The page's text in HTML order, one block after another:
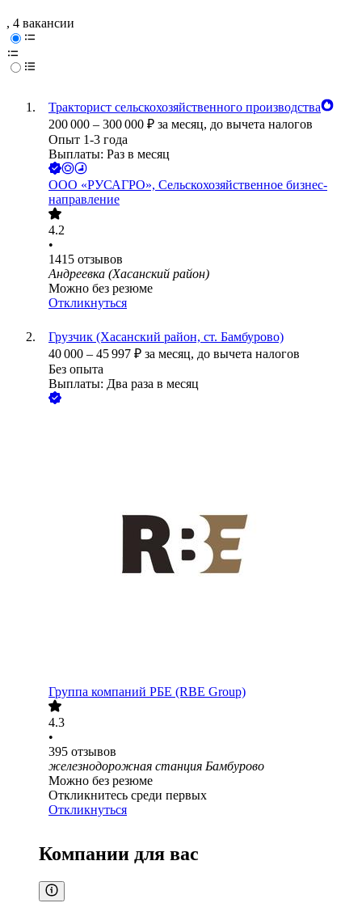
, 4 вакансии
Тракторист сельскохозяйственного производства
200 000 – 300 000 ₽ за месяц, до вычета налогов
Опыт 1-3 года
Выплаты: Раз в месяц
ООО «РУСАГРО», Сельскохозяйственное бизнес-
направление
4.2
•
1415 отзывов
Андреевка (Хасанский район)
Можно без резюме
Откликнуться
Грузчик (Хасанский район, ст. Бамбурово)
40 000 – 45 997 ₽ за месяц, до вычета налогов
Без опыта
Выплаты: Два раза в месяц
Группа компаний РБЕ (RBE Group)
4.3
•
395 отзывов
железнодорожная станция Бамбурово
Можно без резюме
Откликнитесь среди первых
Откликнуться
Компании для вас